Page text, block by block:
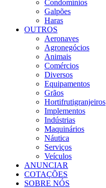
Condomínios
Galpões
Haras
OUTROS
Aeronaves
Agronegócios
Animais
Comércios
Diversos
Equipamentos
Grãos
Hortifrutigranjeiros
Implementos
Indústrias
Maquinários
Náutica
Serviços
Veículos
ANUNCIAR
COTAÇÕES
SOBRE NÓS